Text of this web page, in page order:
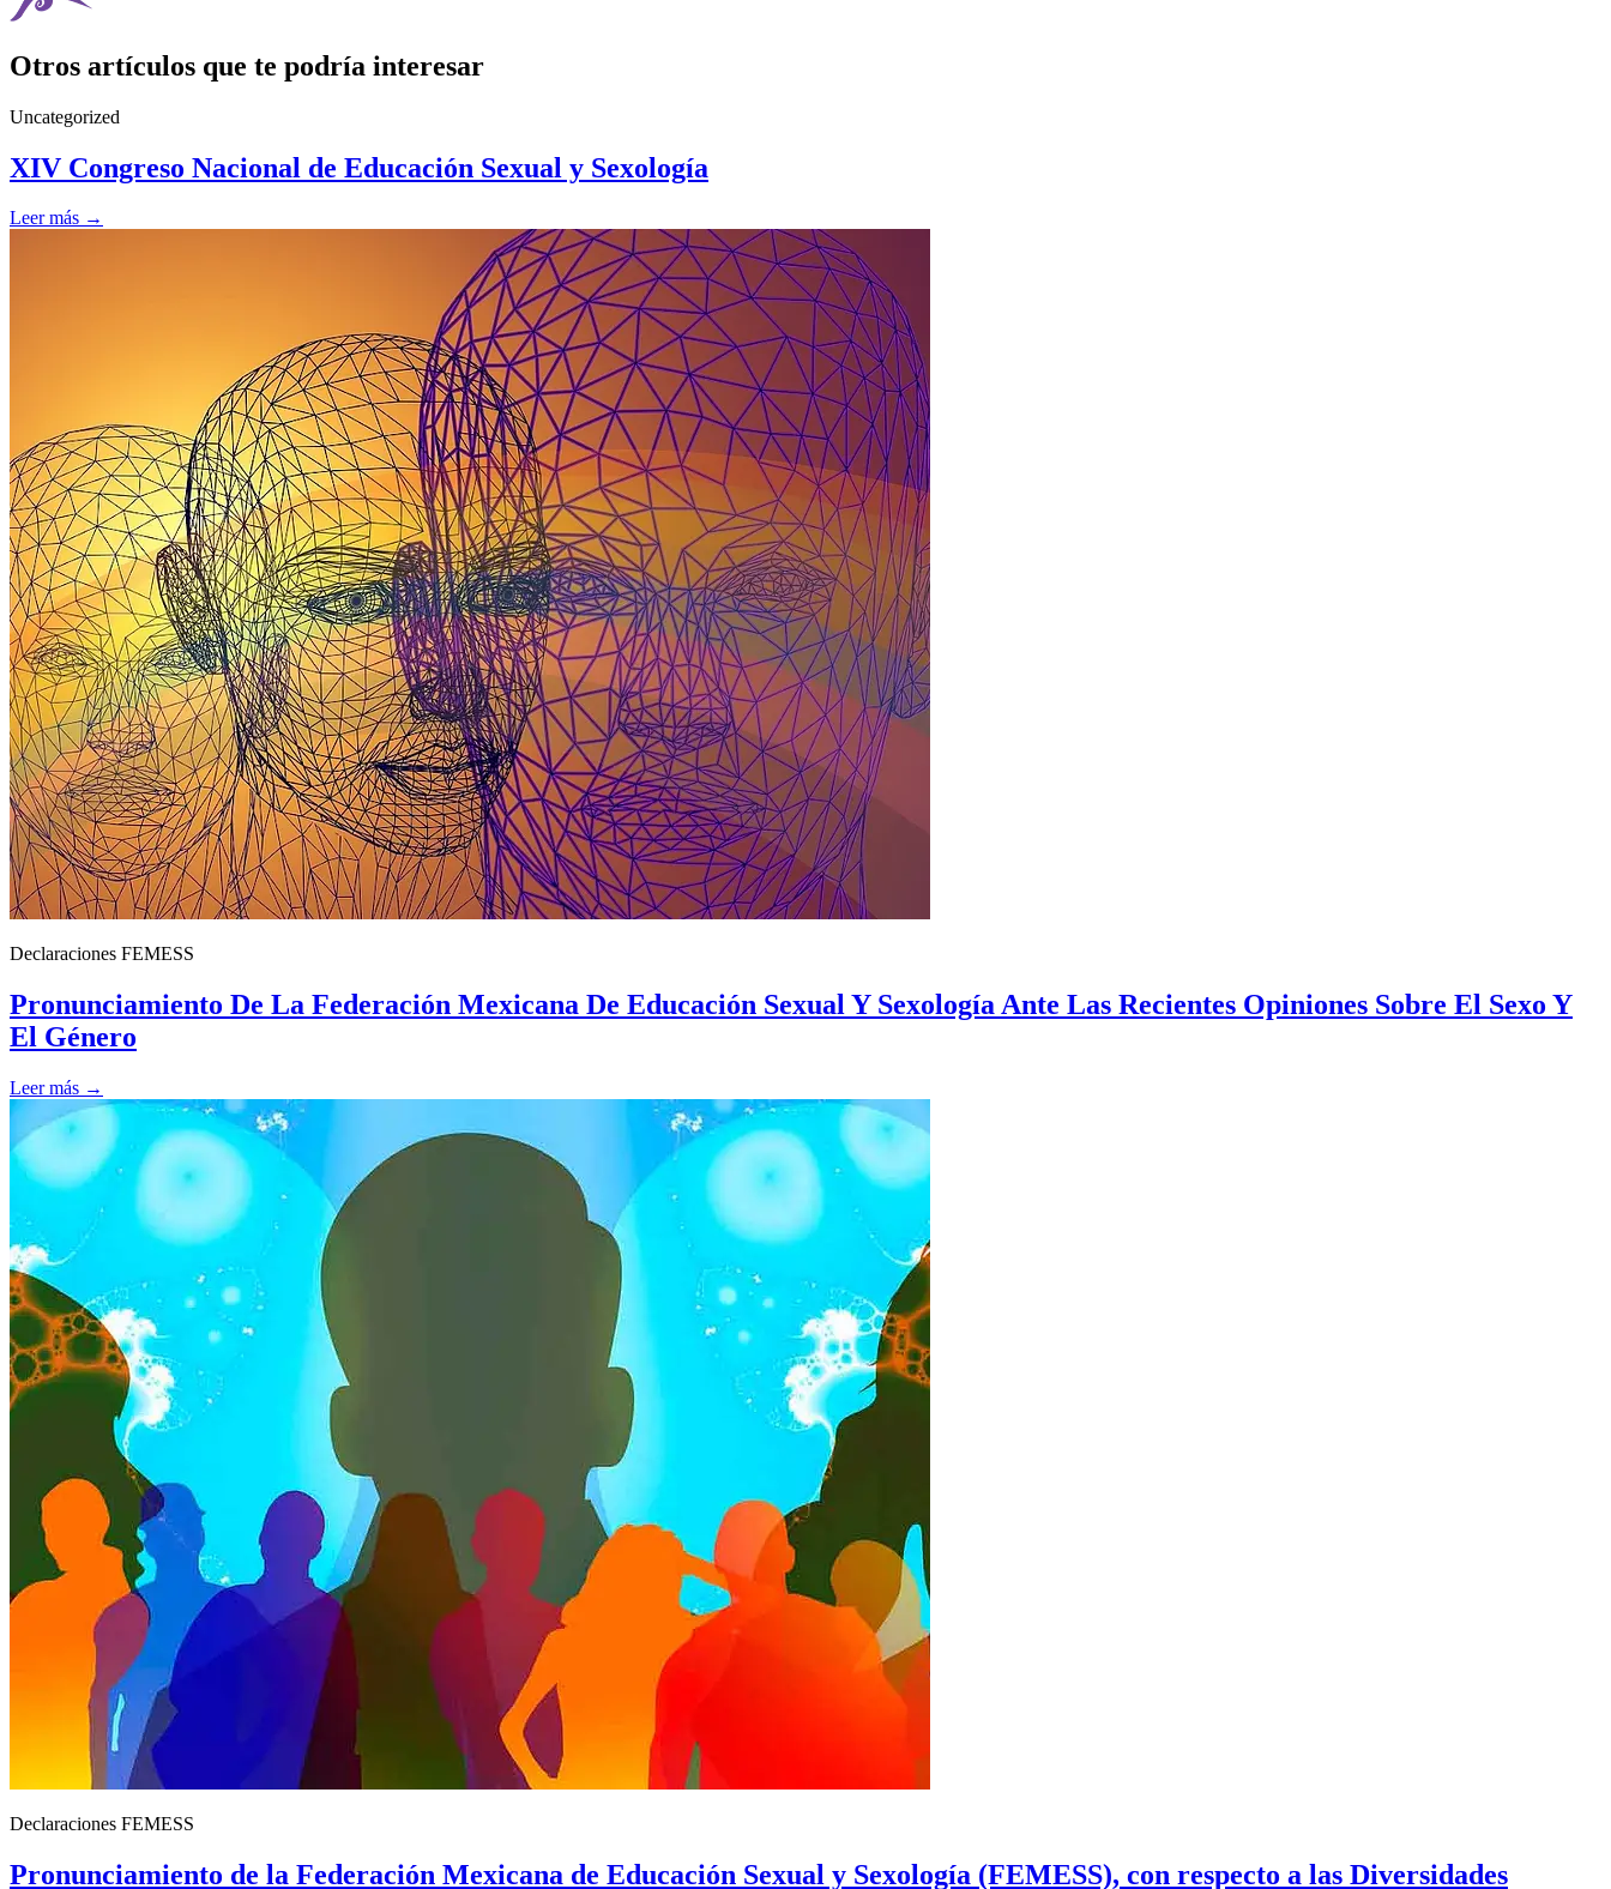
Otros artículos que te podría interesar
Uncategorized
XIV Congreso Nacional de Educación Sexual y Sexología
Leer más →
Declaraciones FEMESS
Pronunciamiento De La Federación Mexicana De Educación Sexual Y Sexología Ante Las Recientes Opiniones Sobre El Sexo Y
El Género
Leer más →
Declaraciones FEMESS
Pronunciamiento de la Federación Mexicana de Educación Sexual y Sexología (FEMESS), con respecto a las Diversidades